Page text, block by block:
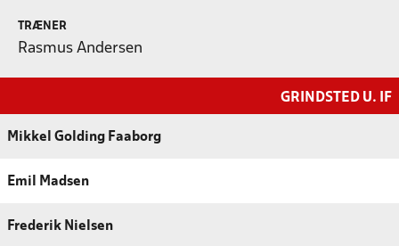
TRÆNER
Rasmus Andersen
GRINDSTED U. IF
Mikkel Golding Faaborg
Emil Madsen
Frederik Nielsen